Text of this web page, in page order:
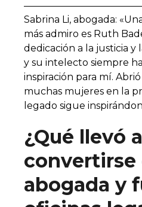
Sabrina Li, abogada:
más admiro es Ruth
dedicación a la justicia y
y su intelecto siempre
inspiración para mí.
muchas mujeres en la
legado sigue
¿Qué llevó
convertirse
abogada y